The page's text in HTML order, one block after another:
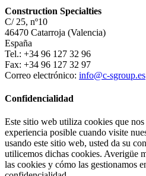
Construction Specialties
C/ 25, nº10
46470 Catarroja (Valencia)
España
Tel.: +34 96 127 32 96
Fax: +34 96 127 32 97
Correo electrónico: info@c-sgroup.es
Confidencialidad
Este sitio web utiliza cookies que
experiencia posible cuando visite
usando este sitio web, usted da su
utilicemos dichas cookies. Averigüe
las cookies y cómo las gestionamos